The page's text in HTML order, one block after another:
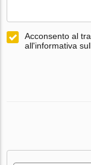
Acconsento al
all'informativa